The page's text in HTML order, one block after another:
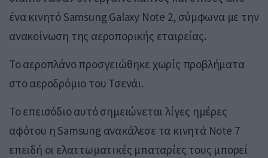
ένα κινητό Samsung Galaxy Note 2, σύμφωνα με την
ανακοίνωση της αεροπορικής εταιρείας.
Το αεροπλάνο προσγειώθηκε χωρίς προβλήματα
στο αεροδρόμιο του Τσενάι.
Το επεισόδιο αυτό σημειώνεται λίγες ημέρες
αφότου η Samsung ανακάλεσε τα κινητά Note 7
επειδή οι ελαττωματικές μπαταρίες τους μπορεί